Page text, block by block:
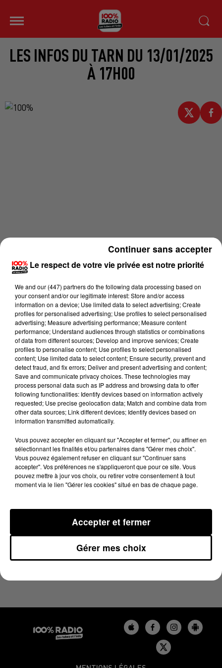
LES INFOS DU TARN DU 13/01/2025
À 17H00
Lecture (4 min 26 sec)
100%
13 janvier 2025 - 4 min 26 sec
LES INFOS DU TARN DU 13/01/2025 À 17H00
Le respect de votre vie privée est notre priorité
We and our (447) partnersdo the following data processing based on
your consent and/or our legitimate interest: Store and/or access
information on a device; Use limited data to select advertising; Create
profiles for personalised advertising; Use profiles to select personalised
advertising; Measure advertising performance; Measure content
performance; Understand audiences through statistics or combinations
of data from different sources; Develop and improve services; Create
profiles to personalise content; Use profiles to select personalised
content; Use limited data to select content; Ensure security, prevent and
detect fraud, and fix errors; Deliver and present advertising and content;
Save and communicate privacy choices. These technologies may
process personal data such as IP address and browsing data to offer
following functionalities: Identify devices based on information actively
requested; Use precise geolocation data; Match and combine data from
other data sources; Link different devices; Identify devices based on
information transmitted automatically.
Vous pouvez accepter en cliquant sur "Accepter et fermer", ou affiner en
sélectionnant les finalités et/ou partenaires dans "Gérer mes choix".
Vous pouvez également refuser en cliquant sur "Continuer sans
accepter". Vos préférences ne s'appliqueront que pour ce site. Vous
pouvez mettre à jour vos choix, ou retirer votre consentement à tout
moment via le lien "Gérer les cookies" situé en bas de chaque page.
Gérer mes choix
Accepter et fermer
Continuer sans accepter